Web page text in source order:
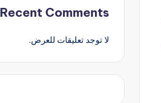
Recent Comments
لا توجد تعليقات للعرض.